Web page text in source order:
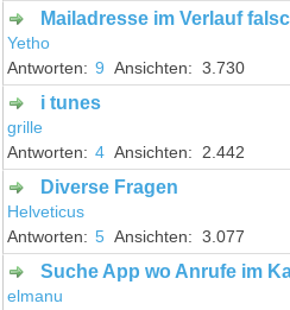
Mailadresse im Verlauf
Yetho
9
3.730
i tunes
grille
4
2.442
Diverse Fragen
Helveticus
5
3.077
Suche App wo Anrufe im
elmanu